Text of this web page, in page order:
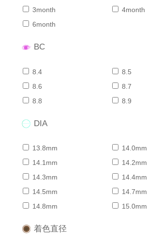
3month
4month
6month
BC
8.4
8.5
8.6
8.7
8.8
8.9
DIA
13.8mm
14.0mm
14.1mm
14.2mm
14.3mm
14.4mm
14.5mm
14.7mm
14.8mm
15.0mm
着色直径